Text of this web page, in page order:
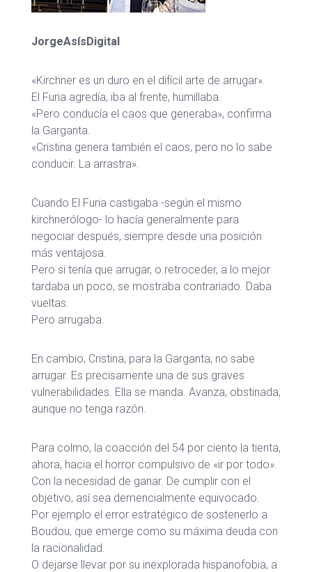
JorgeAsísDigital
«Kirchner es un duro en el difícil arte de arrugar».
El Furia agredía, iba al frente, humillaba.
«Pero conducía el caos que generaba», confirma
la Garganta.
«Cristina genera también el caos, pero no lo sabe
conducir. La arrastra».
Cuando El Furia castigaba -según el mismo
kirchnerólogo- lo hacía generalmente para
negociar después, siempre desde una posición
más ventajosa.
Pero si tenía que arrugar, o retroceder, a lo mejor
tardaba un poco, se mostraba contrariado. Daba
vueltas.
Pero arrugaba.
En cambio, Cristina, para la Garganta, no sabe
arrugar. Es precisamente una de sus graves
vulnerabilidades. Ella se manda. Avanza, obstinada,
aunque no tenga razón.
Para colmo, la coacción del 54 por ciento la tienta,
ahora, hacia el horror compulsivo de «ir por todo».
Con la necesidad de ganar. De cumplir con el
objetivo, así sea demencialmente equivocado.
Por ejemplo el error estratégico de sostenerlo a
Boudou, que emerge como su máxima deuda con
la racionalidad.
O dejarse llevar por su inexplorada hispanofobia, a